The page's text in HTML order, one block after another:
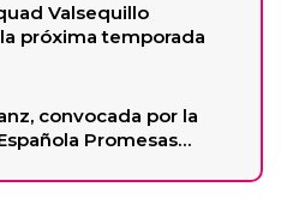
Valsequillo
próxima temporada
convocada por la
Promesas…